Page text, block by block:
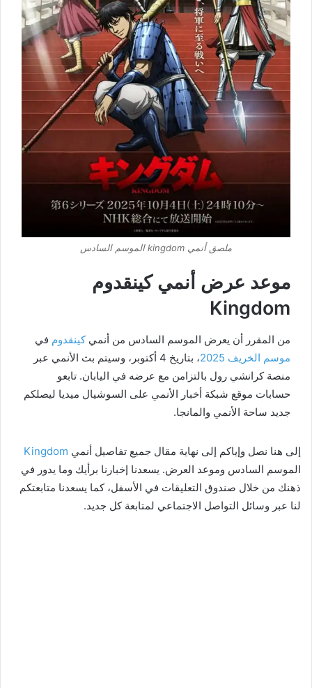
ملصق أنمي kingdom الموسم السادس
موعد عرض أنمي كينقدوم
Kingdom
من المقرر أن يعرض الموسم السادس من أنميكينقدوم في
موسم الخريف 2025
، بتاريخ 4 أكتوبر، وسيتم بث الأنمي عبر
منصة كرانشي رول بالتزامن مع عرضه في اليابان. تابعو
حسابات موقع شبكة أخبار الأنمي على السوشيال ميديا ليصلكم
جديد ساحة الأنمي والمانجا.
إلى هنا نصل وإياكم إلى نهاية مقال جميع تفاصيل أنمي Kingdom
الموسم السادس وموعد العرض. يسعدنا إخبارنا برأيك وما يدور في
ذهنك من خلال صندوق التعليقات في الأسفل، كما يسعدنا متابعتكم
لنا عبر وسائل التواصل الاجتماعي لمتابعة كل جديد.